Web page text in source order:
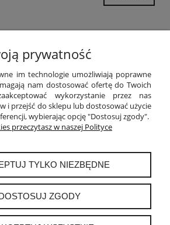
POMOC
MOJE KONTO
I DOSTAWA
INFORMACJE
prywatność
im technologie umożliwiają poprawne
nam dostosować ofertę do Twoich
wykorzystanie przez nas
i przejść do sklepu lub dostosować użycie
wybierając opcję "Dostosuj zgody".
przeczytasz w naszej Polityce
TYLKO NIEZBĘDNE
ZGODY